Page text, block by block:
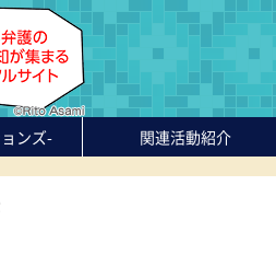
ンズ- 関連活動紹介